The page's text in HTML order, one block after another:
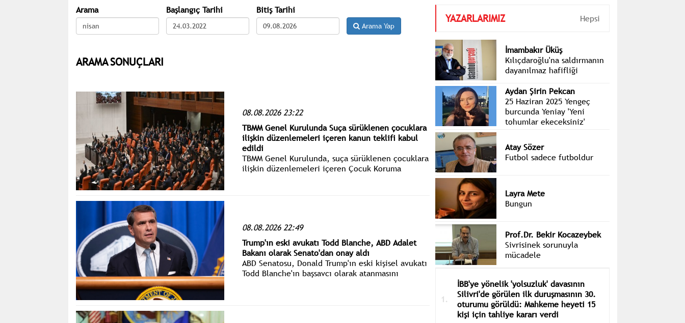
Arama Başlangıç Tarihi Bitiş Tarihi
Arama Yap
ARAMA SONUÇLARI
08.08.2026 23:22
TBMM Genel Kurulunda Suça sürüklenen çocuklara
ilişkin düzenlemeleri içeren kanun teklifi kabul
edildi
TBMM Genel Kurulunda, suça sürüklenen çocuklara
ilişkin düzenlemeleri içeren Çocuk Koruma
08.08.2026 22:49
Trump'ın eski avukatı Todd Blanche, ABD Adalet
Bakanı olarak Senato'dan onay aldı
ABD Senatosu, Donald Trump'ın eski kişisel avukatı
Todd Blanche'ın başsavcı olarak atanmasını
YAZARLARIMIZ Hepsi
İmambakır Üküş
Kılıçdaroğlu'na saldırmanın
dayanılmaz hafifliği
Aydan Şirin Pekcan
25 Haziran 2025 Yengeç
burcunda Yeniay 'Yeni
tohumlar ekeceksiniz'
Atay Sözer
Futbol sadece futboldur
Layra Mete
Bungun
Prof.Dr. Bekir Kocazeybek
Sivrisinek sorunuyla
mücadele
İBB'ye yönelik 'yolsuzluk' davasının
Silivri'de görülen ilk duruşmasının 30.
oturumu görüldü: Mahkeme heyeti 15
kişi için tahliye kararı verdi